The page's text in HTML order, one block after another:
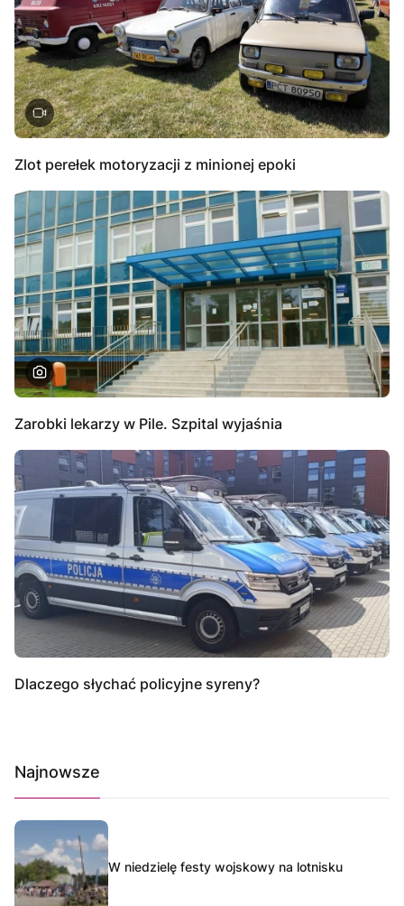
Zlot perełek motoryzacji z minionej epoki
Zarobki lekarzy w Pile. Szpital wyjaśnia
Dlaczego słychać policyjne syreny?
Najnowsze
W niedzielę festy wojskowy na lotnisku